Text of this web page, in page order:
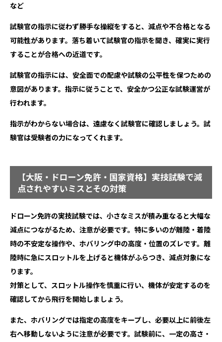
など
試験官の指示に従わず勝手な操縦をすると、減点や不合格となる
可能性があります。落ち着いて試験官の指示を聞き、確実に実行
することが合格への近道です。
試験官の指示には、安全面での配慮や試験の公平性を保つための
意図があります。指示に従うことで、安全かつ公正な試験運営が
行われます。
指示がわからない場合は、遠慮なく試験官に確認しましょう。試
験官は受験者の力になってくれます。
【大阪・ドローン免許・国家資格】実技試験で減
点されやすいミスとその対策
ドローン免許の実技試験では、小さなミスが積み重なると大幅な
減点につながるため、注意が必要です。特に多いのが離陸・着陸
時の不安定な操作や、ホバリング中の高度・位置のズレです。離
陸時に急にスロットルを上げると機体がふらつき、減点対象にな
ります。
対策として、スロットル操作を慎重に行い、機体が安定するのを
確認してから飛行を開始しましょう。
また、ホバリングでは指定の高度をキープし、必要以上に前後左
右へ移動しないように注意が必要です。試験前に、一定の高さ・